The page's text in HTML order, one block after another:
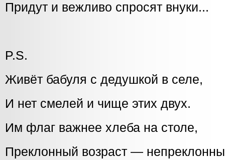
Придут и вежливо спросят внуки...
P.S.
Живёт бабуля с дедушкой в селе,
И нет смелей и чище этих двух.
Им флаг важнее хлеба на столе,
Преклонный возраст —